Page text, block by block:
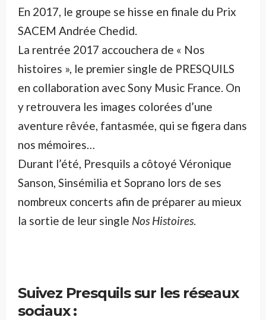
En 2017, le groupe se hisse en finale du Prix
SACEM Andrée Chedid.
La rentrée 2017 accouchera de « Nos
histoires », le premier single de PRESQUILS
en collaboration avec Sony Music France. On
y retrouvera les images colorées d’une
aventure rêvée, fantasmée, qui se figera dans
nos mémoires…
Durant l’été, Presquils a côtoyé Véronique
Sanson, Sinsémilia et Soprano lors de ses
nombreux concerts afin de préparer au mieux
la sortie de leur single Nos Histoires.
Suivez Presquilssur les réseaux
sociaux :